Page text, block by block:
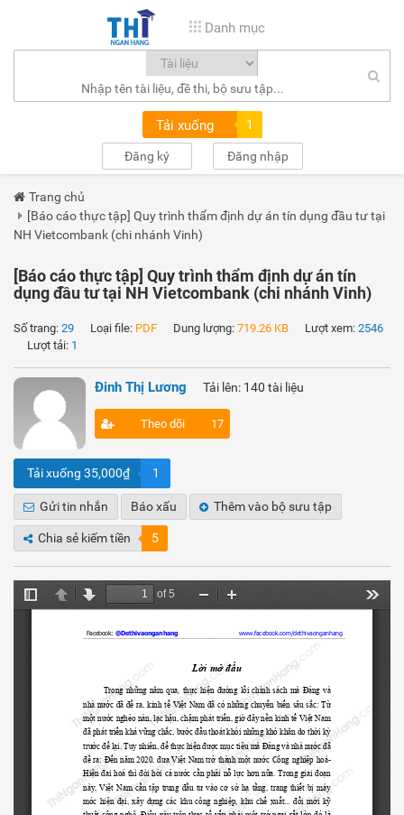
Danh mục
Tải xuống 1
Đăng ký Đăng nhập
Trang chủ
[Báo cáo thực tập] Quy trình thẩm định dự án tín dụng đầu tư tại
NH Vietcombank (chi nhánh Vinh)
[Báo cáo thực tập] Quy trình thẩm định dự án tín
dụng đầu tư tại NH Vietcombank (chi nhánh Vinh)
Số trang: 29 Loại file: PDF Dung lượng: 719.26 KB Lượt xem: 2546
Lượt tải: 1
Đinh Thị Lương Tải lên: 140 tài liệu
Theo dõi 17
Tải xuống 35,000₫ 1
Gửi tin nhắn Báo xấu Thêm vào bộ sưu tập
Chia sẻ kiếm tiền 5